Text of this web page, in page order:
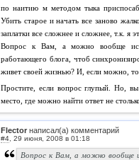
по наитию м методом тыка
Убить старое и начать все заново
заплатки все сложнее и сложнее, т.к. я
Вопрос к Вам, а можно вообще
работающего блога, чтоб
живет своей жизнью? И, если можно, то
Простите, если вопрос глупый. Но, вы
место, где можно найти ответ не
Flector написал(а) комментарий
#4
Вопрос к Вам, а можно вообще